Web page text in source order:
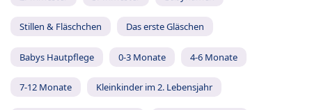
Stillen & Fläschchen Das erste Gläschen
Babys Hautpflege 0-3 Monate 4-6 Monate
7-12 Monate Kleinkinder im 2. Lebensjahr